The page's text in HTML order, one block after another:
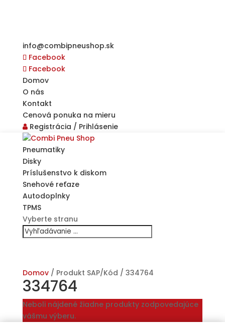
info@combipneushop.sk
Facebook
Facebook
Domov
O nás
Kontakt
Cenová ponuka na mieru
Registrácia / Prihlásenie
Pneumatiky
Disky
Príslušenstvo k diskom
Snehové reťaze
Autodoplnky
TPMS
Vyberte stranu
Domov/ Produkt SAP/Kód / 334764
334764
Neboli nájdené žiadne produkty zodpovedajúce
vášmu výberu.